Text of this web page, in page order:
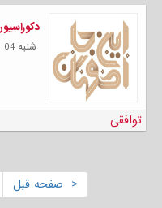
شنبه 04 ارديبهشت 1400
توافقی
< صفحه قبل